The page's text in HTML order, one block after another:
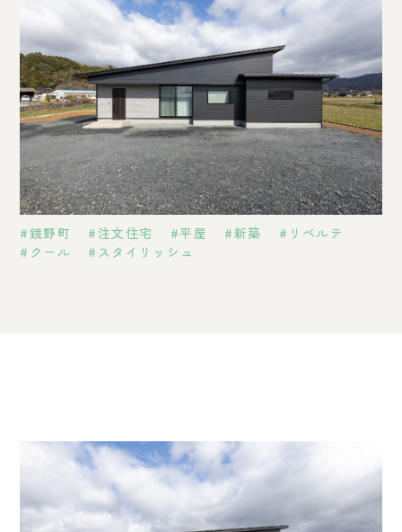
鏡野町 注文住宅 平屋 新築
リベルテ
クール
スタイリッシュ